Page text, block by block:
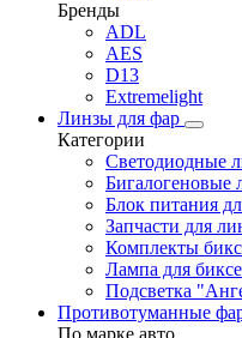
Бренды
ADL
AES
D13
Extremelight
Линзы для фар
Категории
Светодиодные
Бигалогеновые
Блок питания
Запчасти для
Комплекты
Лампа для
Подсветка
Противотуманные
По марке авто